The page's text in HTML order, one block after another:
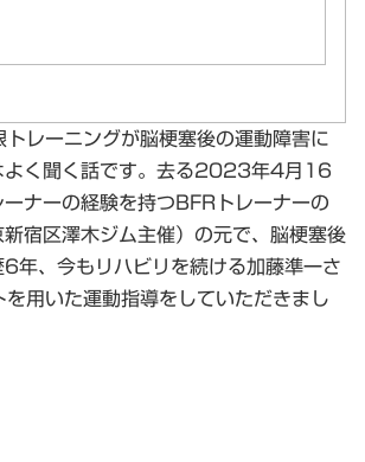
レーニングが脳梗塞後の運動障害に
よく聞く話です。去る2023年4月16
ナーの経験を持つBFRトレーナーの
宿区澤木ジム主催）の元で、脳梗塞後
年、今もリハビリを続ける加藤準一さ
用いた運動指導をしていただきまし